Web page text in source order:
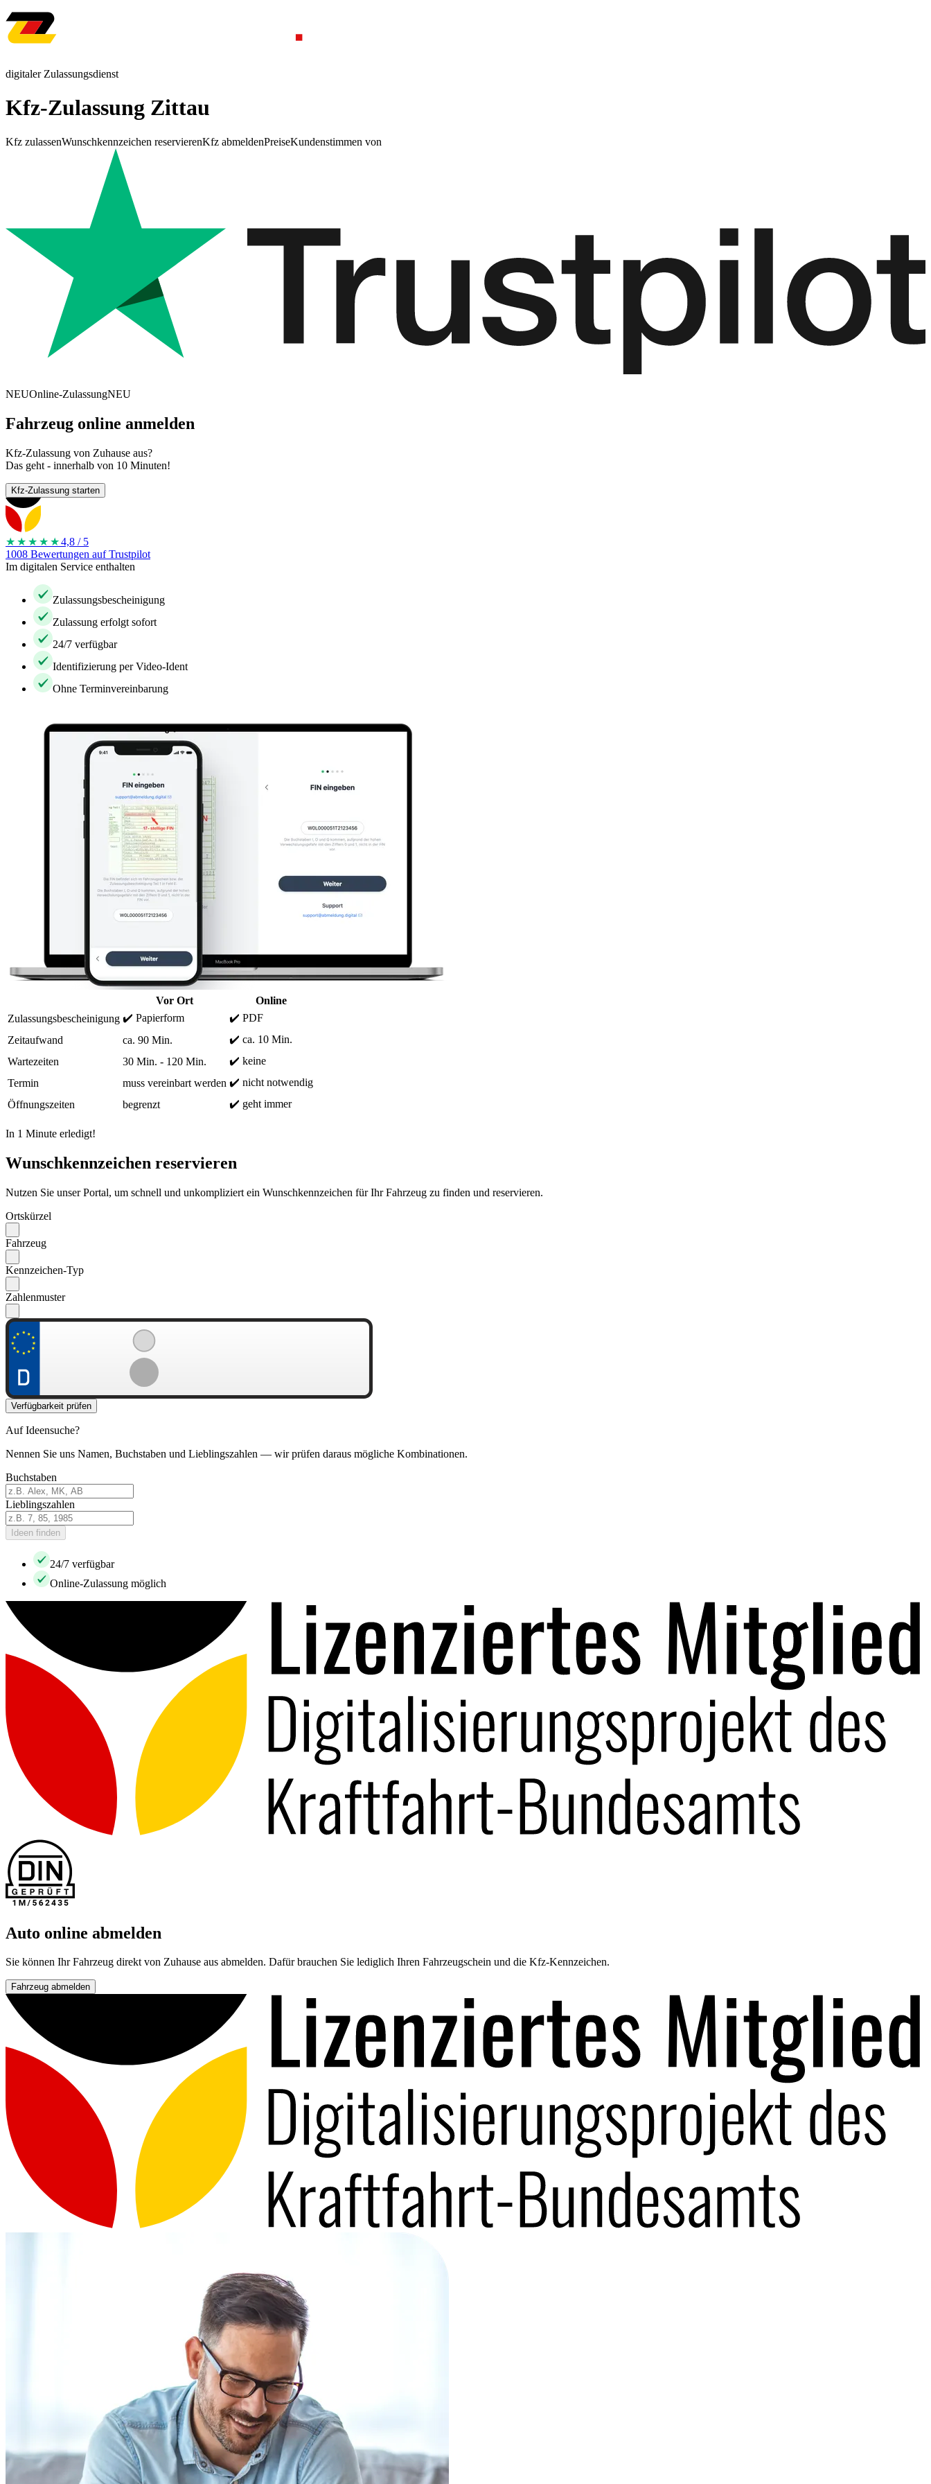
digitaler Zulassungsdienst
Kfz-Zulassung Zittau
Kfz zulassenWunschkennzeichen reservierenKfz abmeldenPreiseKundenstimmen von
NEUOnline-ZulassungNEU
Fahrzeug online anmelden
Kfz-Zulassung von Zuhause aus?
Das geht - innerhalb von 10 Minuten!
Kfz-Zulassung starten
★★★★ ★4,8 / 5
1008 Bewertungen auf Trustpilot
Im digitalen Service enthalten
Zulassungsbescheinigung
Zulassung erfolgt sofort
24/7 verfügbar
Identifizierung per Video-Ident
Ohne Terminvereinbarung
Vor Ort
Online
Zulassungsbescheinigung ✔️ Papierform
✔️ PDF
Zeitaufwand
ca. 90 Min.
✔️ ca. 10 Min.
Wartezeiten
30 Min. - 120 Min.
✔️ keine
Termin
muss vereinbart werden ✔️ nicht notwendig
Öffnungszeiten
begrenzt ✔️ geht immer
In 1 Minute erledigt!
Wunschkennzeichen reservieren
Nutzen Sie unser Portal, um schnell und unkompliziert ein Wunschkennzeichen für Ihr Fahrzeug zu finden und reservieren.
Ortskürzel
Fahrzeug
Kennzeichen-Typ
Zahlenmuster
Verfügbarkeit prüfen
Auf Ideensuche?
Nennen Sie uns Namen, Buchstaben und Lieblingszahlen — wir prüfen daraus mögliche Kombinationen.
Buchstaben
Lieblingszahlen
Ideen finden
24/7 verfügbar
Online-Zulassung möglich
Auto online abmelden
Sie können Ihr Fahrzeug direkt von Zuhause aus abmelden. Dafür brauchen Sie lediglich Ihren Fahrzeugschein und die Kfz-Kennzeichen.
Fahrzeug abmelden